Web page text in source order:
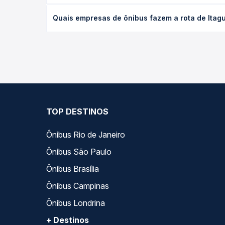
antecedência da compra. Na Quero Passagem
Quais empresas de ônibus fazem a rota de
TOP DESTINOS
Ônibus Rio de Janeiro
Ônibus São Paulo
Ônibus Brasília
Ônibus Campinas
Ônibus Londrina
+ Destinos